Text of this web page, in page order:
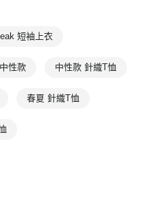
短袖上衣
性款 中性款 針織T恤
春夏 針織T恤